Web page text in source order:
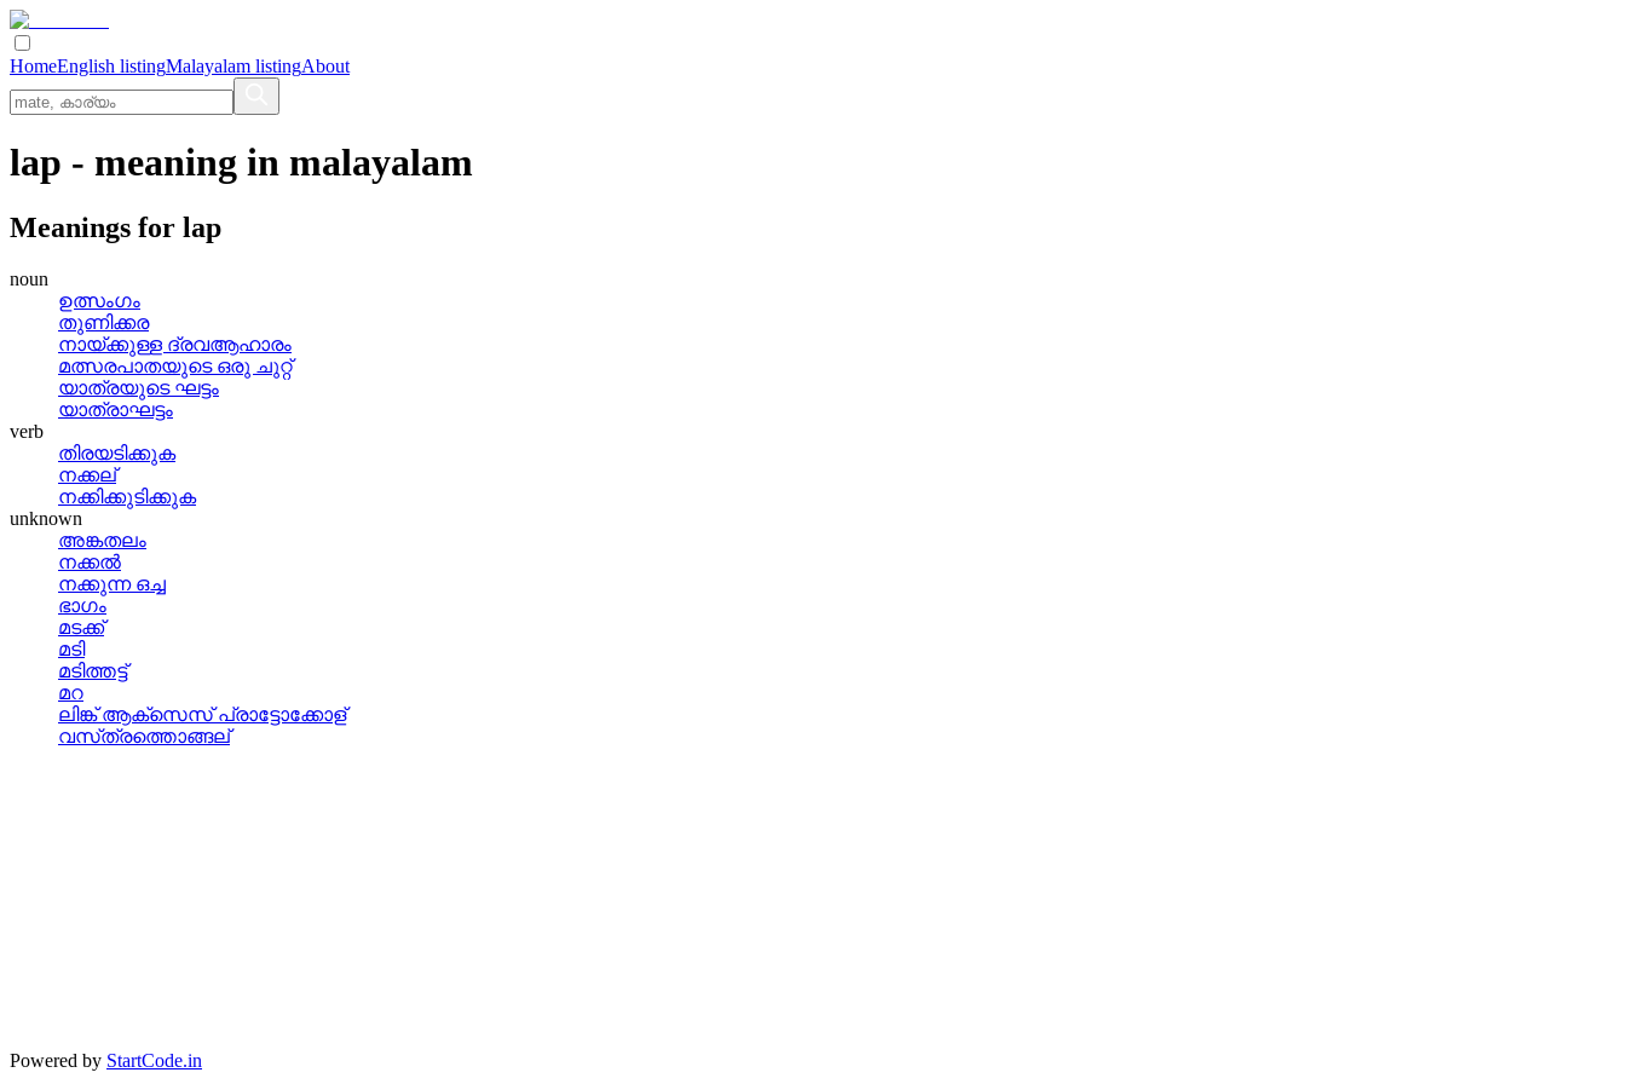
HomeEnglish listingMalayalam listingAbout
lap - meaning in malayalam
Meanings for lap
noun
ഉത്സംഗം
തുണിക്കര
നായ്‌ക്കുള്ള ദ്രവആഹാരം
മത്സരപാതയുടെ ഒരു ചുറ്റ്
യാത്രയുടെ ഘട്ടം
യാത്രാഘട്ടം
verb
തിരയടിക്കുക
നക്കല്
നക്കിക്കുടിക്കുക
unknown
അങ്കതലം
നക്കല്‍
നക്കുന്ന ഒച്ച
ഭാഗം
മടക്ക്
മടി
മടിത്തട്ട്
മറ
ലിങ്ക്‌ ആക്‌സെസ്‌ പ്രാട്ടോക്കോള്
വസ്‌ത്രത്തൊങ്ങല്
Powered by StartCode.in